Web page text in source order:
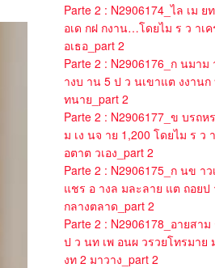
Parte 2 : N2906174_ไล เม
อเด กฝ กงาน…โดยไม ร ว าเ
อเธอ_part 2
Parte 2 : N2906176_ก นมา
างบ าน 5 ป ว นเขาแต งงาน
ทนาย_part 2
Parte 2 : N2906177_ข บรถ
ม เง นจ าย 1,200 โดยไม ร
อตาต วเอง_part 2
Parte 2 : N2906175_ก นข า
แชร อ างล มละลาย แต ถอย
กลางตลาด_part 2
Parte 2 : N2906178_อายสา
ป ว นท เพ อนผ วรวยโทรมา
งท 2 มาวาง_part 2